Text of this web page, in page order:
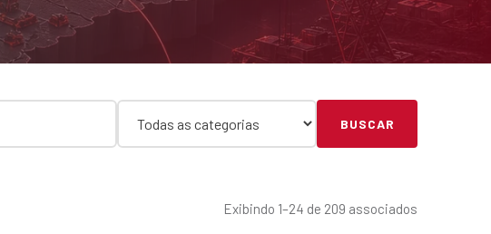
BUSCAR
Exibindo 1–24 de 209 associados